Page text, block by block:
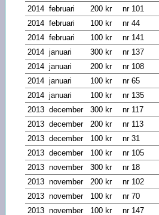
2014 februari 200 kr
nr 101
2014 februari 100 kr
nr 44
2014 februari 100 kr
nr 141
2014 januari 300 kr
nr 137
2014 januari 200 kr
nr 108
2014 januari 100 kr
nr 65
2014 januari 100 kr
nr 135
2013 december 300 kr
nr 117
2013 december 200 kr
nr 113
2013 december 100 kr
nr 31
2013 december 100 kr
nr 105
2013 november 300 kr
nr 18
2013 november 200 kr
nr 102
2013 november 100 kr
nr 70
2013 november 100 kr nr 147